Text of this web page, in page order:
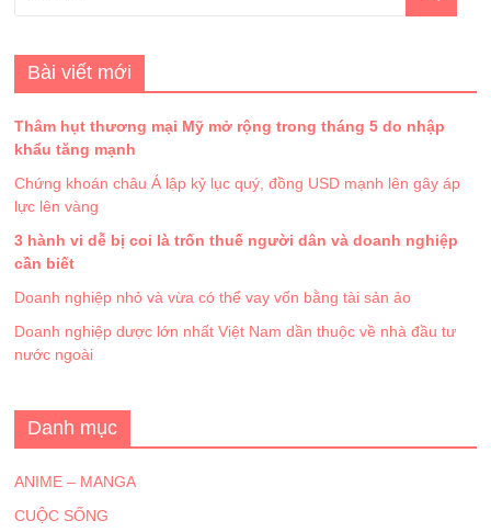
Bài viết mới
Thâm hụt thương mại Mỹ mở rộng trong tháng 5 do nhập
khẩu tăng mạnh
Chứng khoán châu Á lập kỷ lục quý, đồng USD mạnh lên gây áp
lực lên vàng
3 hành vi dễ bị coi là trốn thuế người dân và doanh nghiệp
cần biết
Doanh nghiệp nhỏ và vừa có thể vay vốn bằng tài sản ảo
Doanh nghiệp dược lớn nhất Việt Nam dần thuộc về nhà đầu tư
nước ngoài
Danh mục
ANIME – MANGA
CUỘC SỐNG